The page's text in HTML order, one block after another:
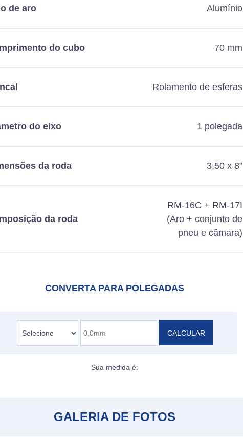
de aro Alumínio
do cubo 70 mm
Rolamento de esferas
do eixo 1 polegada
da roda 3,50 x 8”
da roda
RM-16C + RM-17I
(Aro + conjunto de
pneu e câmara)
CONVERTA PARA POLEGADAS
CALCULAR
Sua medida é:
GALERIA DE FOTOS